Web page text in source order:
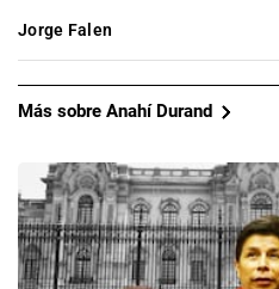
Jorge Falen
Más sobre Anahí Durand